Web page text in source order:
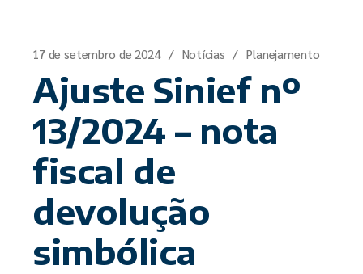
17 de setembro de 2024 Notícias Planejamento
Ajuste Sinief nº
13/2024 – nota
fiscal de
devolução
simbólica